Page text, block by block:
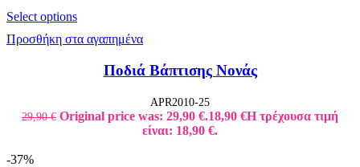
Select options
Προσθήκη στα αγαπημένα
Ποδιά Βάπτισης Νονάς
APR2010-25
29,90€ Original price was: 29,90 €.18,90 €Η τρέχουσα τιμή
είναι: 18,90 €.
-37%